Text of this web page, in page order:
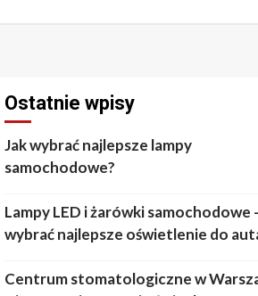
Ostatnie wpisy
Jak wybrać najlepsze lampy
samochodowe?
Lampy LED i żarówki samochodowe
wybrać najlepsze oświetlenie do
Centrum stomatologiczne w